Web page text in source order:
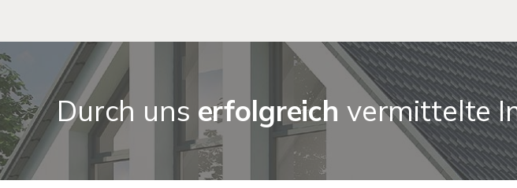
Durch uns erfolgreich vermittelte